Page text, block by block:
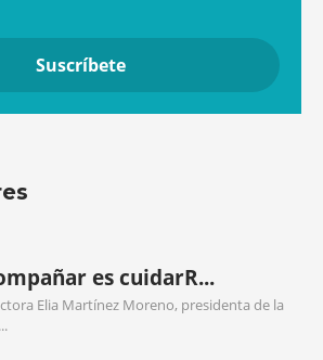
es cuidarR...
Elia Martínez Moreno, presidenta de la